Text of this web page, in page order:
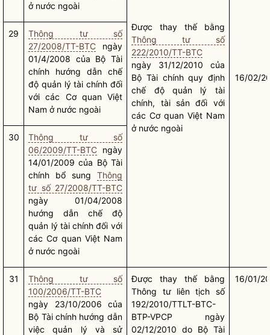
ở nước ngoài
Được thay thế bằng
Thông tư số
222/2010/TT-BTC
ngày 31/12/2010 của
Bộ Tài chính quy định
chế độ quản lý tài
chính, tài sản đối với
các Cơ quan Việt Nam
ở nước ngoài
16/02/
29
Thông tư số
27/2008/TT-BTC ngày
01/4/2008 của Bộ Tài
chính hướng dẫn chế
độ quản lý tài chính đối
với các Cơ quan Việt
Nam ở nước ngoài
30
Thông tư số
06/2009/TT-BTC ngày
14/01/2009 của Bộ Tài
chính bổ sung Thông
tư số 27/2008/TT-BTC
ngày 01/04/2008
hướng dẫn chế độ
quản lý tài chính đối với
các Cơ quan Việt Nam
ở nước ngoài
31
Thông tư số
100/2006/TT-BTC
ngày 23/10/2006 của
Bộ Tài chính hướng dẫn
việc quản lý và sử
Được thay thế bằng
Thông tư liên tịch số
192/2010/TTLT-BTC-
BTP-VPCP ngày
02/12/2010 do Bộ Tài
16/01/